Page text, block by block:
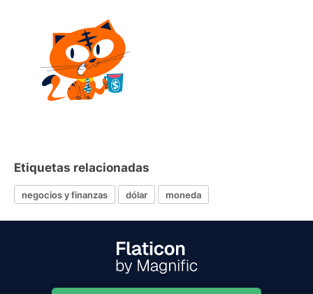
Etiquetas relacionadas
negocios y finanzas dólar moneda